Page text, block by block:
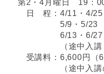
第2・4月曜日 19：
日 程：4/11・4/25
5/9・5/23
6/13・6/27
（途中入講も
受講料：6,600円（6
（途中入講の場